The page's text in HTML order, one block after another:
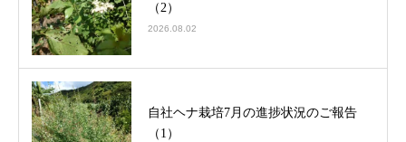
（2）
2026.08.02
自社ヘナ栽培7月の進捗状況のご報告
（1）